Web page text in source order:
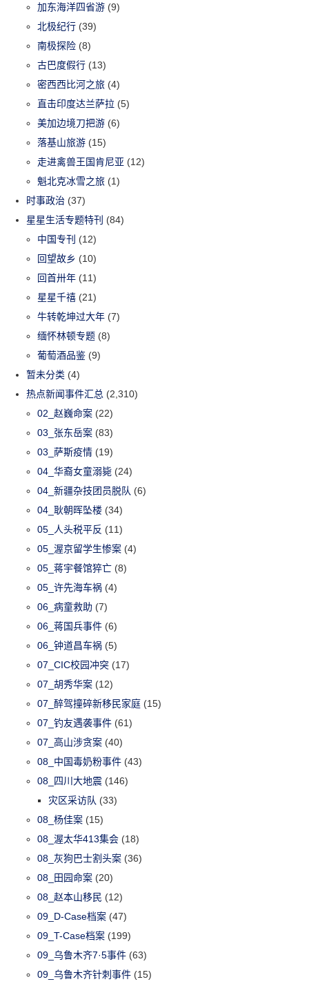
加东海洋四省游 (9)
北极纪行 (39)
南极探险 (8)
古巴度假行 (13)
密西西比河之旅 (4)
直击印度达兰萨拉 (5)
美加边境刀把游 (6)
落基山旅游 (15)
走进禽兽王国肯尼亚 (12)
魁北克冰雪之旅 (1)
时事政治 (37)
星星生活专题特刊 (84)
中国专刊 (12)
回望故乡 (10)
回首卅年 (11)
星星千禧 (21)
牛转乾坤过大年 (7)
缅怀林顿专题 (8)
葡萄酒品鉴 (9)
暂未分类 (4)
热点新闻事件汇总 (2,310)
02_赵巍命案 (22)
03_张东岳案 (83)
03_萨斯疫情 (19)
04_华裔女童溺毙 (24)
04_新疆杂技团员脱队 (6)
04_耿朝晖坠楼 (34)
05_人头税平反 (11)
05_渥京留学生惨案 (4)
05_蒋宇餐馆猝亡 (8)
05_许先海车祸 (4)
06_病童救助 (7)
06_蒋国兵事件 (6)
06_钟道昌车祸 (5)
07_CIC校园冲突 (17)
07_胡秀华案 (12)
07_醉驾撞碎新移民家庭 (15)
07_钓友遇袭事件 (61)
07_高山涉贪案 (40)
08_中国毒奶粉事件 (43)
08_四川大地震 (146)
灾区采访队 (33)
08_杨佳案 (15)
08_渥太华413集会 (18)
08_灰狗巴士割头案 (36)
08_田园命案 (20)
08_赵本山移民 (12)
09_D-Case档案 (47)
09_T-Case档案 (199)
09_乌鲁木齐7·5事件 (63)
09_乌鲁木齐针刺事件 (15)